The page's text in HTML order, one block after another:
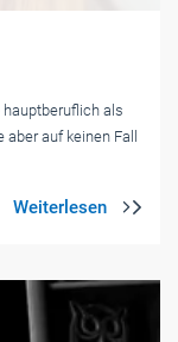
hauptberuflich als
auf keinen Fall